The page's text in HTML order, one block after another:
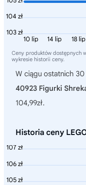
104 zł
103 zł
18 lip
14 lip
10 lip
Ceny produktów dostępnych
wykresie historii ceny.
W ciągu ostatnich 30
40923 Figurki
104,99zł.
Historia ceny
107 zł
106 zł
105 zł